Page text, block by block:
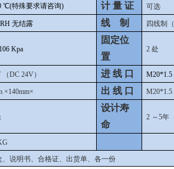
℃(特殊要求请咨询) 计 量 证 可选
无结露 线 制 四线制
106 Kpa
固定位
置
2 处
DC 24V） 进 线 口 M20*1.5
×140mm× 出 线 口 M20*1.5
设计寿
命
2 ～5年
、说明书、合格证、出货单、各一份